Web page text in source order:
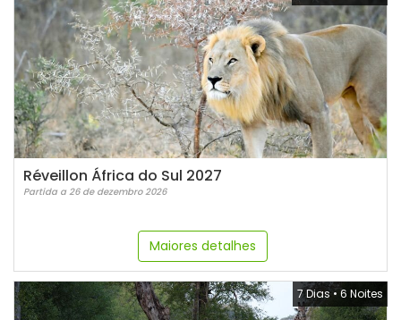
Réveillon África do Sul 2027
Partida a 26 de dezembro 2026
Maiores detalhes
7 Dias • 6 Noites